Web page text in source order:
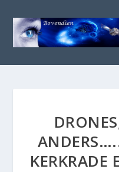
KERKRADE